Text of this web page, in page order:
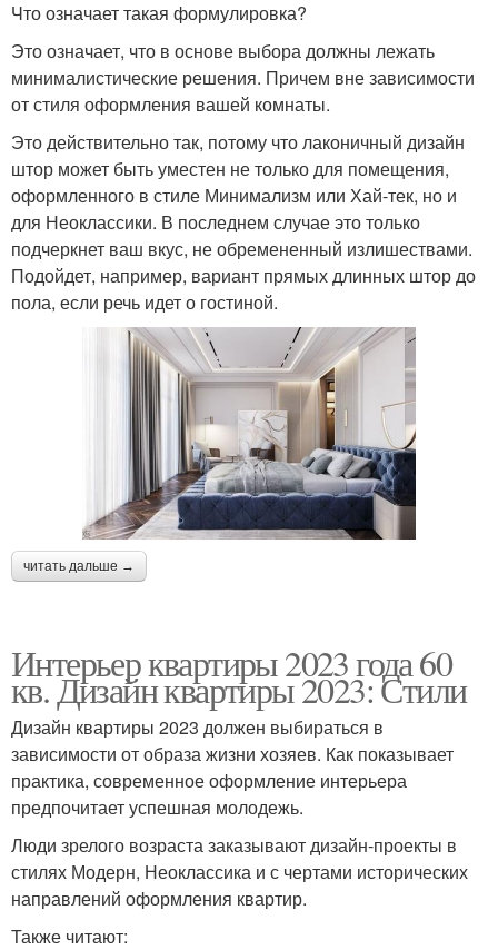
Что означает такая формулировка?
Это означает, что в основе выбора должны лежать
минималистические решения. Причем вне зависимости
от стиля оформления вашей комнаты.
Это действительно так, потому что лаконичный дизайн
штор может быть уместен не только для помещения,
оформленного в стиле Минимализм или Хай-тек, но и
для Неоклассики. В последнем случае это только
подчеркнет ваш вкус, не обремененный излишествами.
Подойдет, например, вариант прямых длинных штор до
пола, если речь идет о гостиной.
читать дальше →
Интерьер квартиры 2023 года 60
кв. Дизайн квартиры 2023: Стили
Дизайн квартиры 2023 должен выбираться в
зависимости от образа жизни хозяев. Как показывает
практика, современное оформление интерьера
предпочитает успешная молодежь.
Люди зрелого возраста заказывают дизайн-проекты в
стилях Модерн, Неоклассика и с чертами исторических
направлений оформления квартир.
Также читают: